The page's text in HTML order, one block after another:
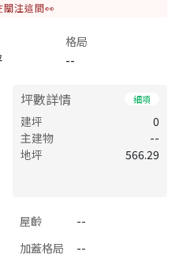
關注這間👀
格局
--
坪數詳情 細項
建坪
0
主建物
--
地坪
566.29
屋齡
--
加蓋格局
--